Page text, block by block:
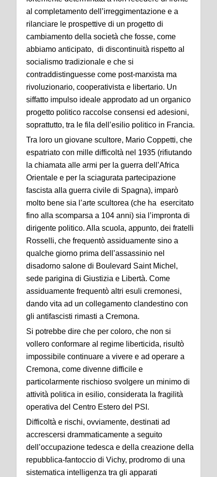
al completamento dell’irreggimentazione e a
rilanciare le prospettive di un progetto di
cambiamento della società che fosse, come
abbiamo anticipato, di discontinuità rispetto al
socialismo tradizionale e che si
contraddistinguesse come post-marxista ma
rivoluzionario, cooperativista e libertario. Un
siffatto impulso ideale approdato ad un organico
progetto politico raccolse consensi ed adesioni,
soprattutto, tra le fila dell’esilio politico in Francia.
Tra loro un giovane scultore, Mario Coppetti, che
espatriato con mille difficoltà nel 1935 (rifiutando
la chiamata alle armi per la guerra dell’Africa
Orientale e per la sciagurata partecipazione
fascista alla guerra civile di Spagna), imparò
molto bene sia l’arte scultorea (che ha esercitato
fino alla scomparsa a 104 anni) sia l’impronta di
dirigente politico. Alla scuola, appunto, dei fratelli
Rosselli, che frequentò assiduamente sino a
qualche giorno prima dell’assassinio nel
disadorno salone di Boulevard Saint Michel,
sede parigina di Giustizia e Libertà. Come
assiduamente frequentò altri esuli cremonesi,
dando vita ad un collegamento clandestino con
gli antifascisti rimasti a Cremona.
Si potrebbe dire che per coloro, che non si
vollero conformare al regime liberticida, risultò
impossibile continuare a vivere e ad operare a
Cremona, come divenne difficile e
particolarmente rischioso svolgere un minimo di
attività politica in esilio, considerata la fragilità
operativa del Centro Estero del PSI.
Difficoltà e rischi, ovviamente, destinati ad
accrescersi drammaticamente a seguito
dell’occupazione tedesca e della creazione della
repubblica-fantoccio di Vichy, prodromo di una
sistematica intelligenza tra gli apparati